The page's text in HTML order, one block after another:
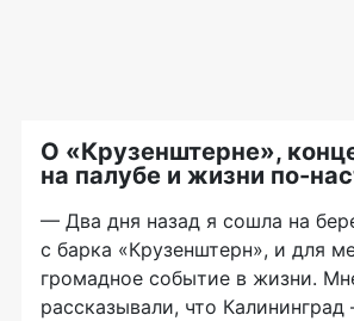
О «Крузенштерне»,
на палубе и жизни по-
— Два дня назад я сошла на
с барка «Крузенштерн», и для
громадное событие в жизни.
рассказывали, что